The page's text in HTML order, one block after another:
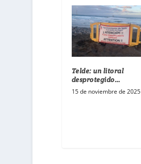
Telde: un litoral
desprotegido…
15 de noviembre de 2025